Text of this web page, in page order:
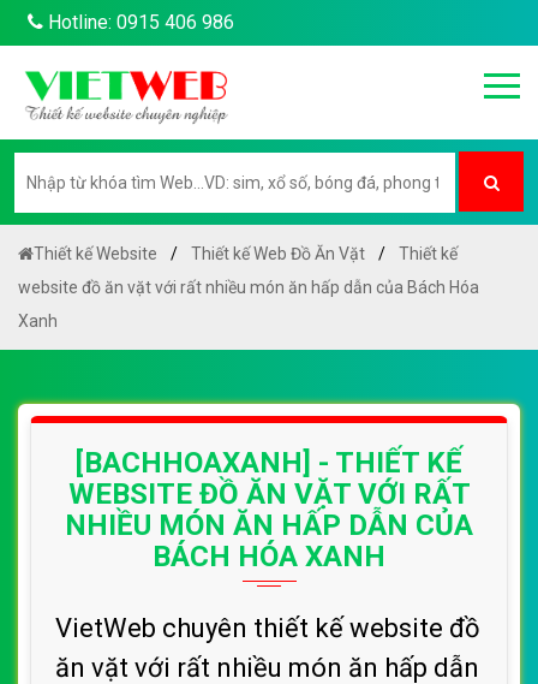
Hotline: 0915 406 986
Thiết kế Website Thiết kế Web Đồ Ăn Vặt
Thiết kế
website đồ ăn vặt với rất nhiều món ăn hấp dẫn của Bách Hóa
Xanh
[BACHHOAXANH] - THIẾT KẾ
WEBSITE ĐỒ ĂN VẶT VỚI RẤT
NHIỀU MÓN ĂN HẤP DẪN CỦA
BÁCH HÓA XANH
VietWeb chuyên thiết kế website đồ
ăn vặt với rất nhiều món ăn hấp dẫn